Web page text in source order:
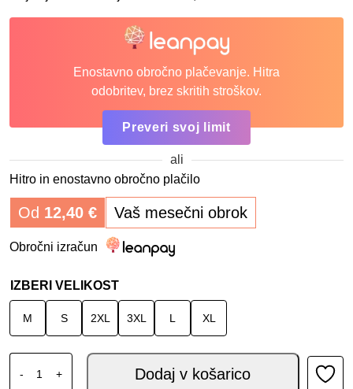
Enostavno obročno plačevanje. Hitra
odobritev, brez skritih stroškov.
Preveri svoj limit
ali
Hitro in enostavno obročno plačilo
Od 12,40 € Vaš mesečni obrok
Obročni izračun
IZBERI VELIKOST
M S 2XL 3XL L XL
-
SPIDI STR-6 ROKAVICE BLACK WHITE količina
+ Dodaj v košarico